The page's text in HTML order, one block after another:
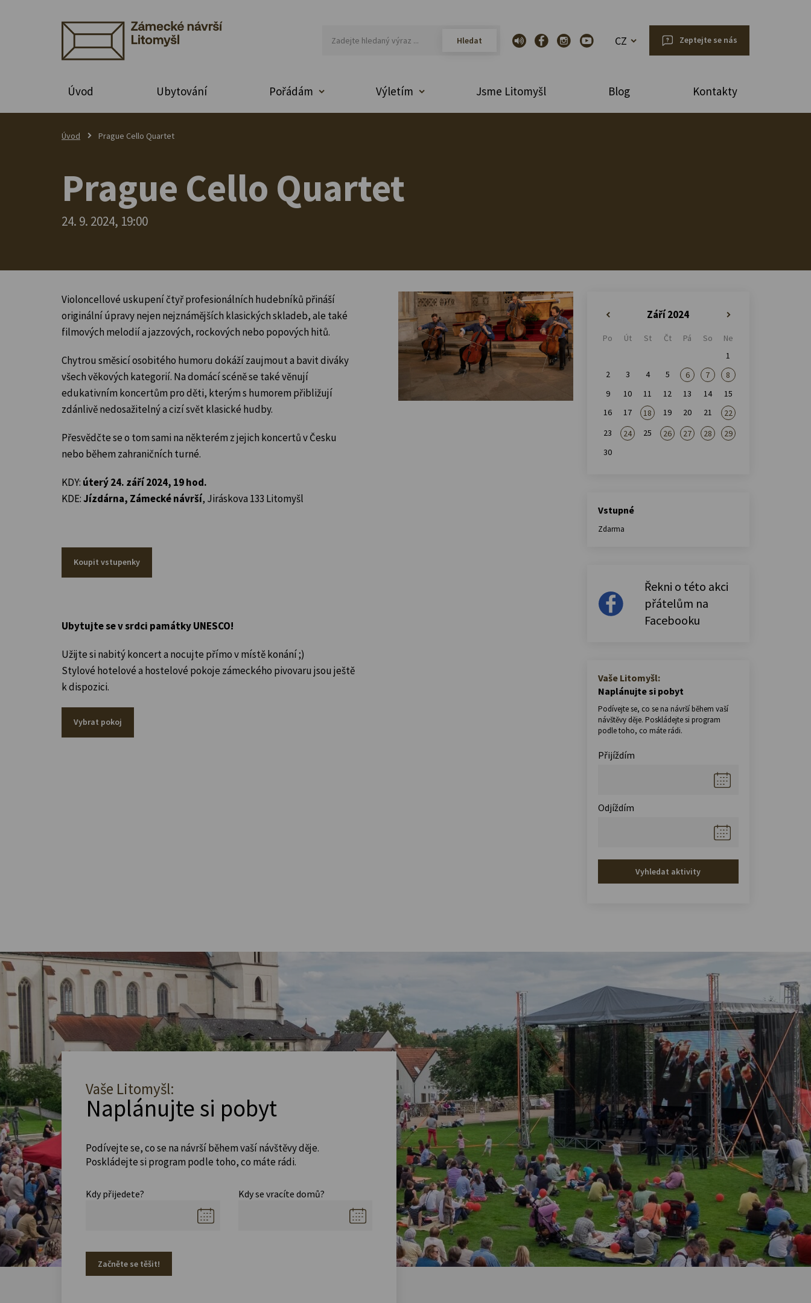
CZ Zeptejte se nás
Úvod Ubytování Pořádám Výletím Jsme Litomyšl Blog Kontakty
Úvod Prague Cello Quartet
Prague Cello Quartet
24. 9. 2024, 19:00
Violoncellové uskupení čtyř profesionálních hudebníků přináší
originální úpravy nejen nejznámějších klasických skladeb, ale také
filmových melodií a jazzových, rockových nebo popových hitů.
Chytrou směsicí osobitého humoru dokáží zaujmout a bavit diváky
všech věkových kategorií. Na domácí scéně se také věnují
edukativním koncertům pro děti, kterým s humorem přibližují
zdánlivě nedosažitelný a cizí svět klasické hudby.
Přesvědčte se o tom sami na některém z jejich koncertů v Česku
nebo během zahraničních turné.
KDY: úterý 24. září 2024, 19 hod.
KDE:Jízdárna, Zámecké návrší, Jiráskova 133 Litomyšl
Koupit vstupenky
Ubytujte se v srdci památky UNESCO!
Užijte si nabitý koncert a nocujte přímo v místě konání ;)
Stylové hotelové a hostelové pokoje zámeckého pivovaru jsou ještě
k dispozici.
Vybrat pokoj
Září 2024
Po Út St Čt Pá So
Ne
1
2
3 4 5 6 7
8
9
10 11 12 13 14
15
16
17 18 19 20 21
22
23
24 25 26 27 28
29
30
Vstupné
Zdarma
Řekni o této akci
přátelům na
Facebooku
Vaše Litomyšl:
Naplánujte si pobyt
Podívejte se, co se na návrší během vaší
návštěvy děje. Poskládejte si program
podle toho, co máte rádi.
Přijíždím
Odjíždím
Vyhledat aktivity
Vaše Litomyšl:
Naplánujte si pobyt
Podívejte se, co se na návrší během vaší návštěvy děje.
Poskládejte si program podle toho, co máte rádi.
Kdy přijedete? Kdy se vracíte domů?
Začněte se těšit!